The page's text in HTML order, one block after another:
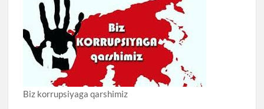
Biz korrupsiyaga qarshimiz